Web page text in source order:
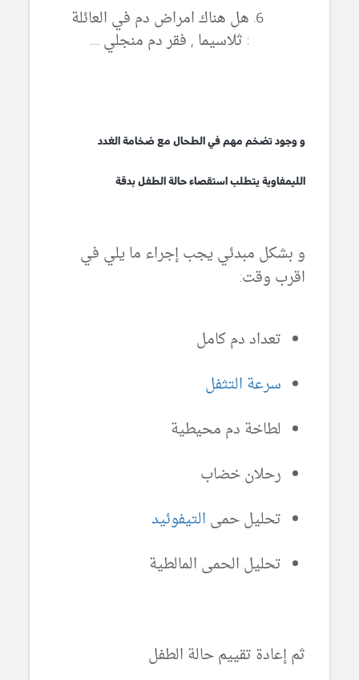
هل هناك امراض دم في العائلة
: ثلاسيما , فقر دم منجلي ....
و وجود تضخم مهم في الطحال مع ضخامة الغدد
الليمفاوية يتطلب استقصاء حالة الطفل بدقة
و بشكل مبدئي يجب إجراء ما يلي في
اقرب وقت:
تعداد دم كامل
سرعة التثفل
لطاخة دم محيطية
رحلان خضاب
تحليل حمى التيفوئيد
تحليل الحمى المالطية
ثم إعادة تقييم حالة الطفل